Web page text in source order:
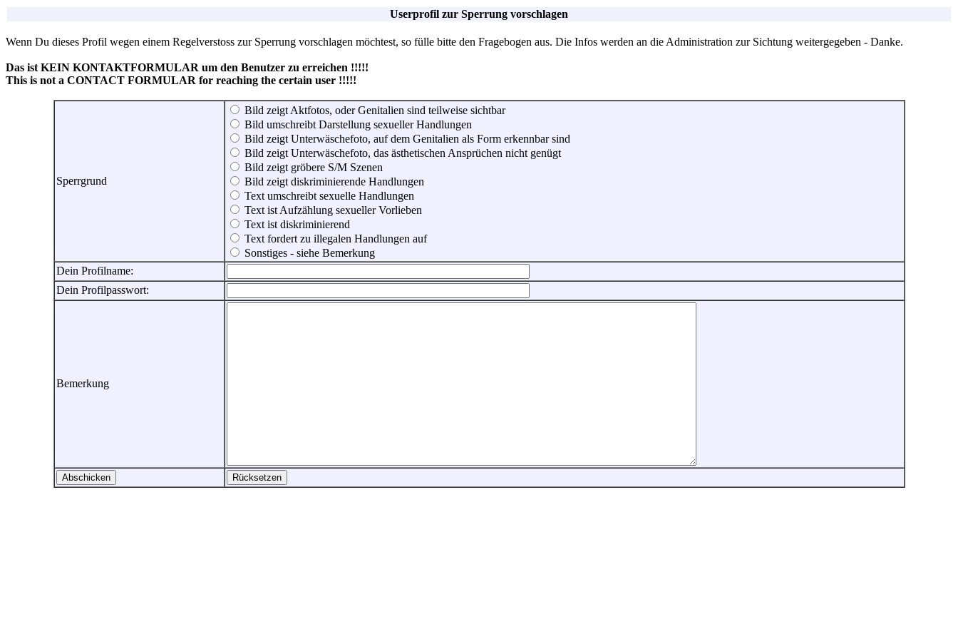
Userprofil zur Sperrung vorschlagen
Wenn Du dieses Profil wegen einem Regelverstoss zur Sperrung vorschlagen möchtest, so fülle bitte den Fragebogen aus. Die Infos werden an die Administration zur Sichtung weitergegeben - Danke.
Das ist KEIN KONTAKTFORMULAR um den Benutzer zu erreichen !!!!!
This is not a CONTACT FORMULAR for reaching the certain user !!!!!
Sperrgrund
Bild zeigt Aktfotos, oder Genitalien sind teilweise sichtbar
Bild umschreibt Darstellung sexueller Handlungen
Bild zeigt Unterwäschefoto, auf dem Genitalien als Form erkennbar sind
Bild zeigt Unterwäschefoto, das ästhetischen Ansprüchen nicht genügt
Bild zeigt gröbere S/M Szenen
Bild zeigt diskriminierende Handlungen
Text umschreibt sexuelle Handlungen
Text ist Aufzählung sexueller Vorlieben
Text ist diskriminierend
Text fordert zu illegalen Handlungen auf
Sonstiges - siehe Bemerkung
Dein Profilname:
Dein Profilpasswort:
Bemerkung